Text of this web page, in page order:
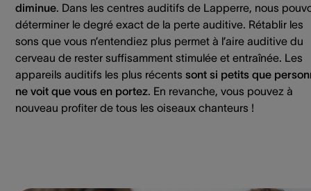
diminue. Dans les centres auditifs de Lapperre, nous
déterminer le degré exact de la perte auditive. Rétablir les
sons que vous n’entendiez plus permet à l’aire auditive du
cerveau de rester suffisamment stimulée et entraînée. Les
appareils auditifs les plus récents sont si petits que
ne voit que vous en portez. En revanche, vous pouvez à
nouveau profiter de tous les oiseaux chanteurs !